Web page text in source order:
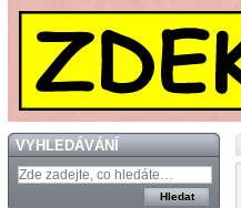
VYHLEDÁVÁNÍ